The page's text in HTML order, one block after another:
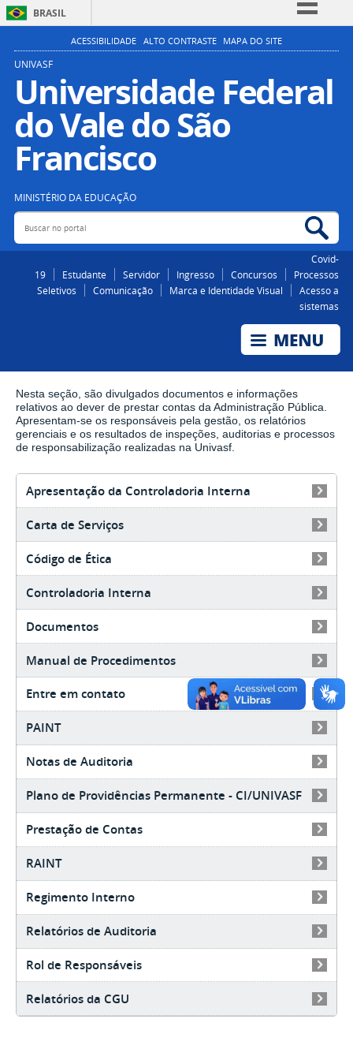
BRASIL
Simplifique!
Participe
Acesso à informação
Legislação
ACESSIBILIDADE ALTO CONTRASTE MAPA DO SITE
UNIVASF
Universidade Federal
do Vale do São
Francisco
MINISTÉRIO DA EDUCAÇÃO
Buscar no portal
Covid-
19
Estudante Servidor Ingresso Concursos
Processos
Seletivos
Comunicação Marca e Identidade Visual
Acesso a
sistemas
Nesta seção, são divulgados documentos e informações
relativos ao dever de prestar contas da Administração Pública.
Apresentam-se os responsáveis pela gestão, os relatórios
gerenciais e os resultados de inspeções, auditorias e processos
de responsabilização realizadas na Univasf.
Apresentação da Controladoria Interna
Carta de Serviços
Código de Ética
Controladoria Interna
Documentos
Manual de Procedimentos
Entre em contato
PAINT
Notas de Auditoria
Plano de Providências Permanente - CI/UNIVASF
Prestação de Contas
RAINT
Regimento Interno
Relatórios de Auditoria
Rol de Responsáveis
Relatórios da CGU